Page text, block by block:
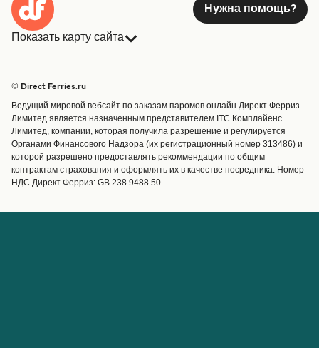
Нужна помощь?
Показать карту сайта
Страны
Обслуживание клиентов
Операторы
Маршруты и порты
Special Offers
Предлагает
Паромные билеты
Грузоперевозки
© Direct Ferries.ru
Ведущий мировой вебсайт по заказам паромов онлайн Директ Ферриз
Лимитед является назначенным представителем ITC Комплайенс
Лимитед, компании, которая получила разрешение и регулируется
Органами Финансового Надзора (их регистрационный номер 313486) и
которой разрешено предоставлять рекоммендации по общим
контрактам страхования и оформлять их в качестве посредника. Номер
НДС Директ Ферриз: GB 238 9488 50